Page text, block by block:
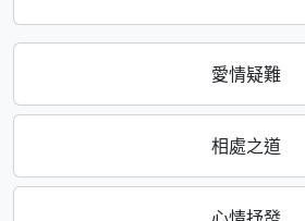
愛情疑難
相處之道